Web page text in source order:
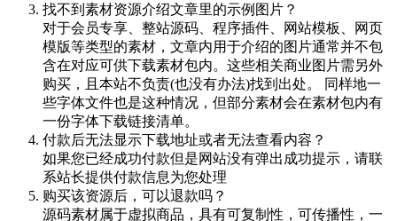
找不到素材资源介绍文章里的示例图片？
对于会员专享、整站源码、程序插件、网站模板、网页
模版等类型的素材，文章内用于介绍的图片通常并不包
含在对应可供下载素材包内。这些相关商业图片需另外
购买，且本站不负责(也没有办法)找到出处。 同样地一
些字体文件也是这种情况，但部分素材会在素材包内有
一份字体下载链接清单。
付款后无法显示下载地址或者无法查看内容？
如果您已经成功付款但是网站没有弹出成功提示，请联
系站长提供付款信息为您处理
购买该资源后，可以退款吗？
源码素材属于虚拟商品，具有可复制性，可传播性，一